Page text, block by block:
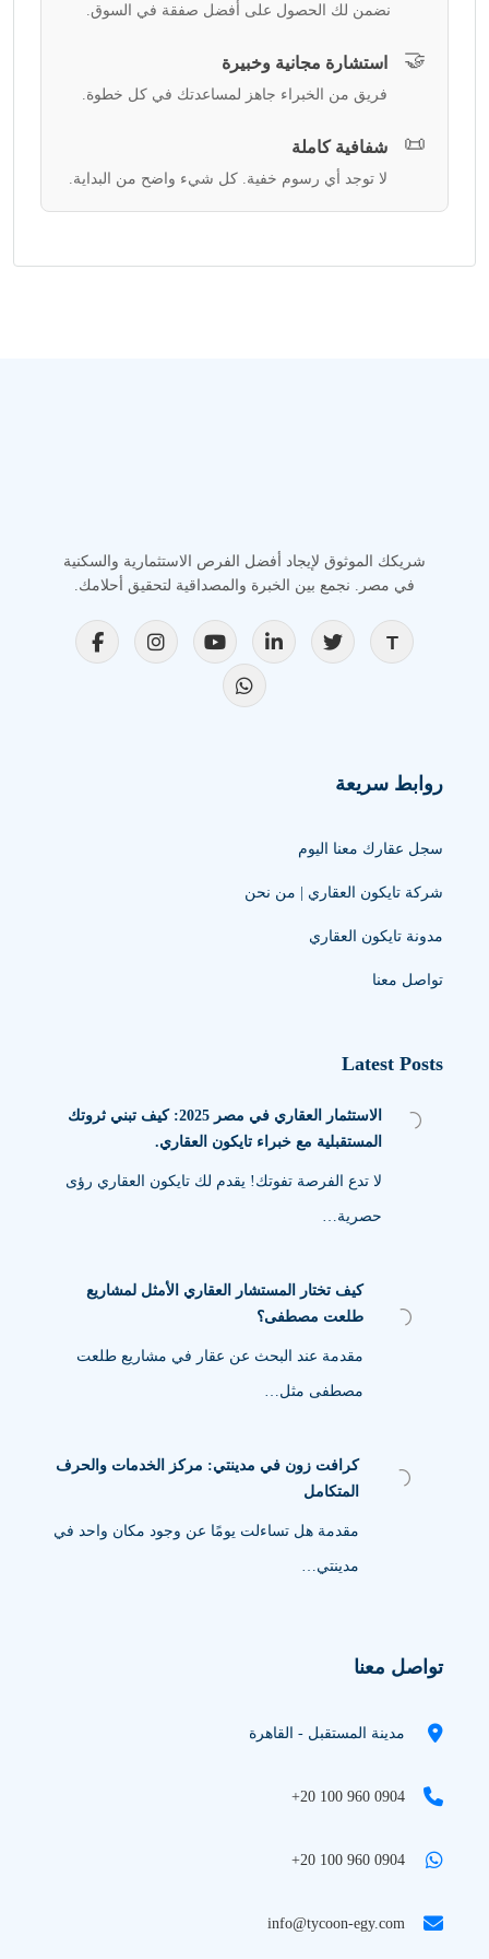
نضمن لك الحصول على أفضل صفقة في السوق.
🤝 استشارة مجانية وخبيرة
فريق من الخبراء جاهز لمساعدتك في كل خطوة.
📜 شفافية كاملة
لا توجد أي رسوم خفية. كل شيء واضح من البداية.
شريكك الموثوق لإيجاد أفضل الفرص الاستثمارية والسكنية
في مصر. نجمع بين الخبرة والمصداقية لتحقيق أحلامك.
روابط سريعة
سجل عقارك معنا اليوم
شركة تايكون العقاري | من نحن
مدونة تايكون العقاري
تواصل معنا
Latest Posts
الاستثمار العقاري في مصر 2025: كيف تبني ثروتك
المستقبلية مع خبراء تايكون العقاري.
لا تدع الفرصة تفوتك! يقدم لك تايكون العقاري رؤى
حصرية…
كيف تختار المستشار العقاري الأمثل لمشاريع
طلعت مصطفى؟
مقدمة عند البحث عن عقار في مشاريع طلعت
مصطفى مثل…
كرافت زون في مدينتي: مركز الخدمات والحرف
المتكامل
مقدمة هل تساءلت يومًا عن وجود مكان واحد في
مدينتي…
تواصل معنا
مدينة المستقبل - القاهرة
+20 100 960 0904
+20 100 960 0904
info@tycoon-egy.com